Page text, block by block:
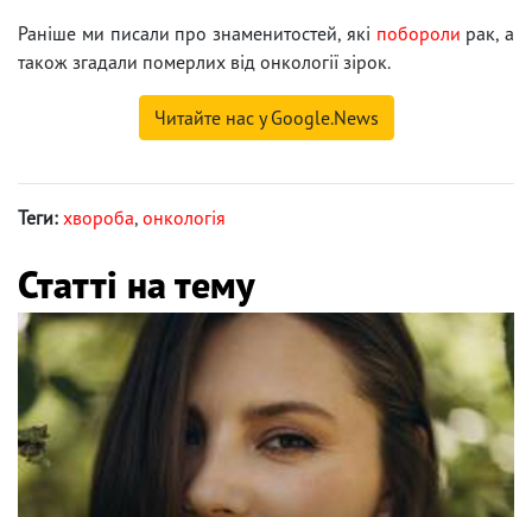
Раніше ми писали про знаменитостей, які побороли рак, а
також згадали померлих від онкології зірок.
Читайте нас у Google.News
Теги: хвороба, онкологія
Статті на тему